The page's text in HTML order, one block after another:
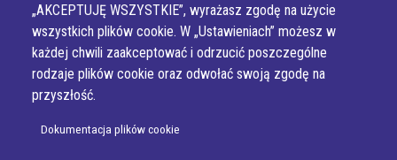
„AKCEPTUJĘ WSZYSTKIE”, wyrażasz zgodę na użycie
wszystkich plików cookie. W „Ustawieniach” możesz w
każdej chwili zaakceptować i odrzucić poszczególne
rodzaje plików cookie oraz odwołać swoją zgodę na
przyszłość.
Dokumentacja plików cookie